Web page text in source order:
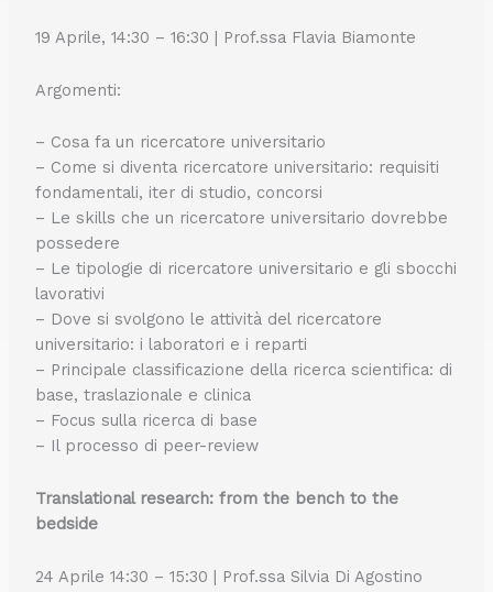
19 Aprile, 14:30 – 16:30 | Prof.ssa Flavia Biamonte
Argomenti:
– Cosa fa un ricercatore universitario
– Come si diventa ricercatore universitario: requisiti
fondamentali, iter di studio, concorsi
– Le skills che un ricercatore universitario dovrebbe
possedere
– Le tipologie di ricercatore universitario e gli sbocchi
lavorativi
– Dove si svolgono le attività del ricercatore
universitario: i laboratori e i reparti
– Principale classificazione della ricerca scientifica: di
base, traslazionale e clinica
– Focus sulla ricerca di base
– Il processo di peer-review
Translational research: from the bench to the
bedside
24 Aprile 14:30 – 15:30 | Prof.ssa Silvia Di Agostino